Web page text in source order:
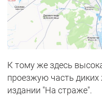
К тому же здесь
проезжую часть
издании "На страже".